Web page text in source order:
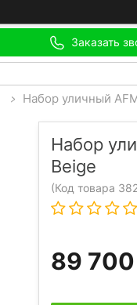
Заказать
> Набор уличный
Набор
Beige
(Код товара
89 700